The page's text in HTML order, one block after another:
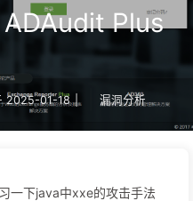
Plus
2025-01-18 | 漏洞分析
一下java中xxe的攻击手法